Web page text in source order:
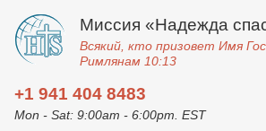
Миссия «Надежда
Всякий, кто призовет Имя
Римлянам 10:13
+1 941 404 8483
Mon - Sat: 9:00am - 6:00pm. EST